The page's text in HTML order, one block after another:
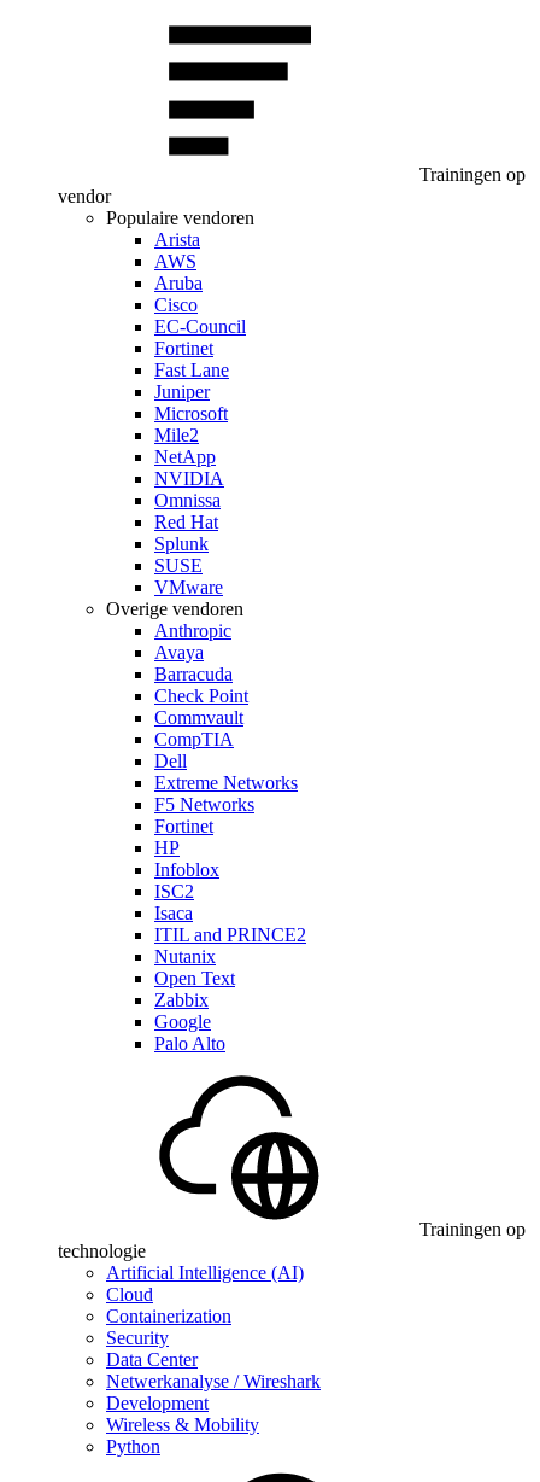
Trainingen op
vendor
Populaire vendoren
Arista
AWS
Aruba
Cisco
EC-Council
Fortinet
Fast Lane
Juniper
Microsoft
Mile2
NetApp
NVIDIA
Omnissa
Red Hat
Splunk
SUSE
VMware
Overige vendoren
Anthropic
Avaya
Barracuda
Check Point
Commvault
CompTIA
Dell
Extreme Networks
F5 Networks
Fortinet
HP
Infoblox
ISC2
Isaca
ITIL and PRINCE2
Nutanix
Open Text
Zabbix
Google
Palo Alto
Trainingen op
technologie
Artificial Intelligence (AI)
Cloud
Containerization
Security
Data Center
Netwerkanalyse / Wireshark
Development
Wireless & Mobility
Python